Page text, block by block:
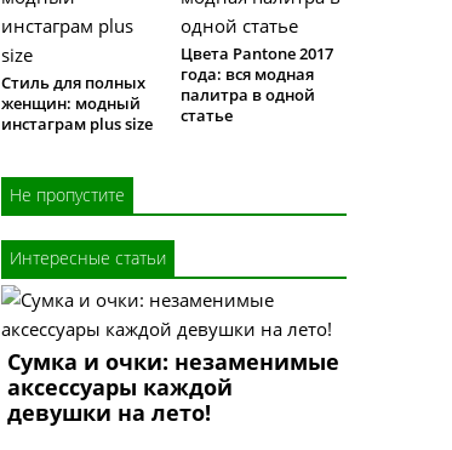
Стиль для полных
женщин: модный
инстаграм plus size
Цвета Pantone 2017
года: вся модная
палитра в одной
статье
Не пропустите
Интересные статьи
Сумка и очки: незаменимые
аксессуары каждой
девушки на лето!